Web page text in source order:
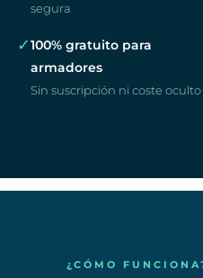
segura
✓100% gratuito para
armadores
Sin suscripción ni coste oculto
¿CÓMO